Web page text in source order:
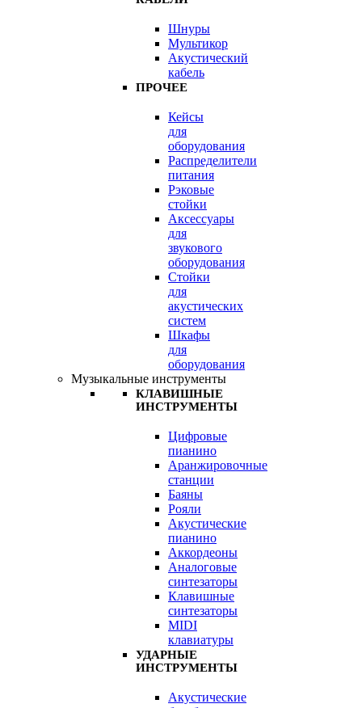
Шнуры
Мультикор
Акустический
кабель
ПРОЧЕЕ
Кейсы
для
оборудования
Распределители
питания
Рэковые
стойки
Аксессуары
для
звукового
оборудования
Стойки
для
акустических
систем
Шкафы
для
оборудования
Музыкальные инструменты
КЛАВИШНЫЕ
ИНСТРУМЕНТЫ
Цифровые
пианино
Аранжировочные
станции
Баяны
Рояли
Акустические
пианино
Аккордеоны
Аналоговые
синтезаторы
Клавишные
синтезаторы
MIDI
клавиатуры
УДАРНЫЕ
ИНСТРУМЕНТЫ
Акустические